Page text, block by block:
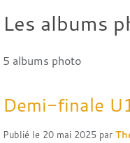
Les albums
5 albums photo
Demi-finale
Publié le 20 mai 2025 par